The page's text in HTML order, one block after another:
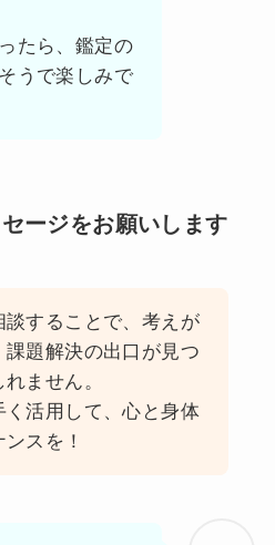
たら、鑑定の
うで楽しみで
ージをお願いします
談することで、考えが
課題解決の出口が見つ
ません。
く活用して、心と身体
スを！